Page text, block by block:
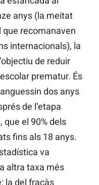
anys (la meitat
que recomanaven
internacionals), la
de reduir
prematur. És
dos anys
de l’etapa
el 90% dels
fins als 18 anys.
va
altra taxa més
la del fracàs